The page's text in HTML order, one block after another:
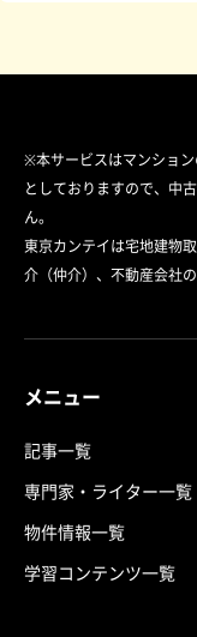
※本サービスはマンショ
としておりますので、中
ん。
東京カンテイは宅地建物
介（仲介）、不動産会社
メニュー
記事一覧
専門家・ライター一覧
物件情報一覧
学習コンテンツ一覧